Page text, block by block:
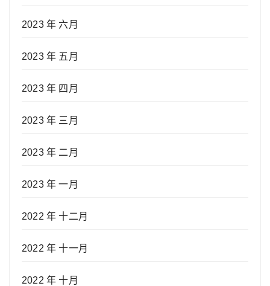
2023 年 六月
2023 年 五月
2023 年 四月
2023 年 三月
2023 年 二月
2023 年 一月
2022 年 十二月
2022 年 十一月
2022 年 十月